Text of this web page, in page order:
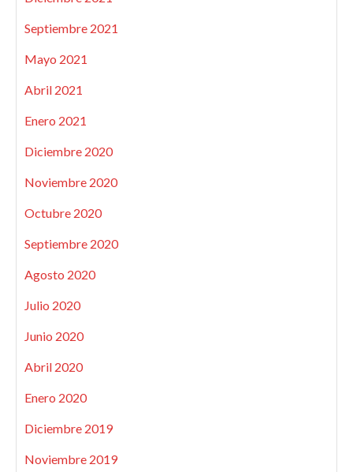
Septiembre 2021
Mayo 2021
Abril 2021
Enero 2021
Diciembre 2020
Noviembre 2020
Octubre 2020
Septiembre 2020
Agosto 2020
Julio 2020
Junio 2020
Abril 2020
Enero 2020
Diciembre 2019
Noviembre 2019